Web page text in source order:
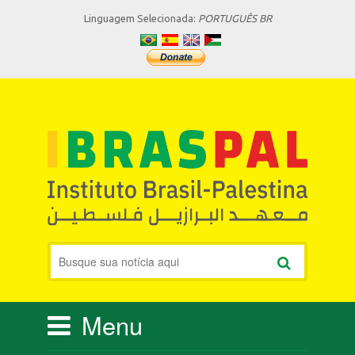
Linguagem Selecionada: PORTUGUÊS BR
Menu